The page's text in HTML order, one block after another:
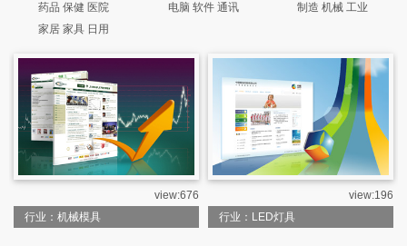
药品 保健 医院
电脑 软件 通讯
制造 机械 工业
家居 家具 日用
view:676
行业：机械模具
view:196
行业：LED灯具